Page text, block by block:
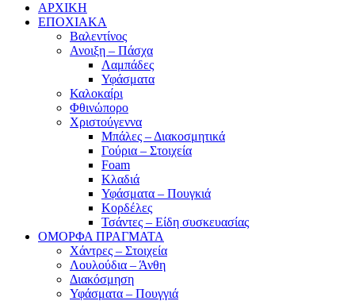
ΑΡΧΙΚΗ
ΕΠΟΧΙΑΚΑ
Βαλεντίνος
Ανοιξη – Πάσχα
Λαμπάδες
Υφάσματα
Καλοκαίρι
Φθινώπορο
Χριστούγεννα
Μπάλες – Διακοσμητικά
Γούρια – Στοιχεία
Foam
Κλαδιά
Υφάσματα – Πουγκιά
Κορδέλες
Τσάντες – Είδη συσκευασίας
ΟΜΟΡΦΑ ΠΡΑΓΜΑΤΑ
Χάντρες – Στοιχεία
Λουλούδια – Άνθη
Διακόσμηση
Υφάσματα – Πουγγιά